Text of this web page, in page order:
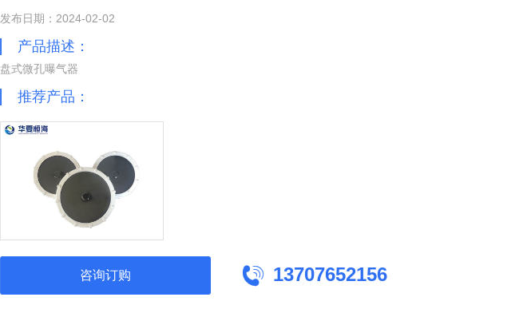
发布日期：2024-02-02
产品描述：
盘式微孔曝气器
推荐产品：
咨询订购  13707652156